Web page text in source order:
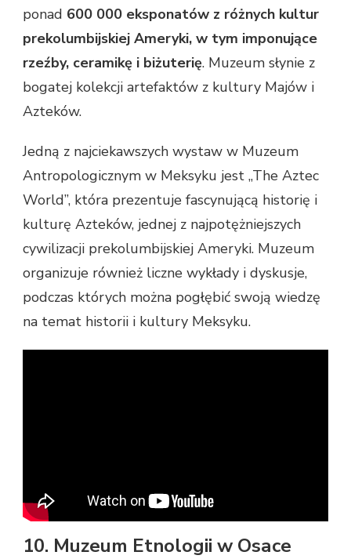
ponad 600 000 eksponatów z różnych kultur
prekolumbijskiej Ameryki, w tym imponujące
rzeźby, ceramikę i biżuterię. Muzeum słynie z
bogatej kolekcji artefaktów z kultury Majów i
Azteków.
Jedną z najciekawszych wystaw w Muzeum
Antropologicznym w Meksyku jest „The Aztec
World”, która prezentuje fascynującą historię i
kulturę Azteków, jednej z najpotężniejszych
cywilizacji prekolumbijskiej Ameryki. Muzeum
organizuje również liczne wykłady i dyskusje,
podczas których można pogłębić swoją wiedzę
na temat historii i kultury Meksyku.
10. Muzeum Etnologii w Osace